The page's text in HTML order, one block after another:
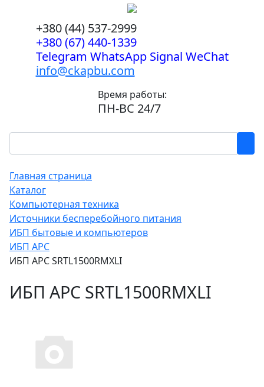
+380 (44) 537-2999
+380 (67) 440-1339
Telegram WhatsApp Signal WeChat
info@ckapbu.com
Время работы:
ПН-ВС 24/7
Главная страница
Каталог
Компьютерная техника
Источники бесперебойного питания
ИБП бытовые и компьютеров
ИБП APC
ИБП APC SRTL1500RMXLI
ИБП APC SRTL1500RMXLI